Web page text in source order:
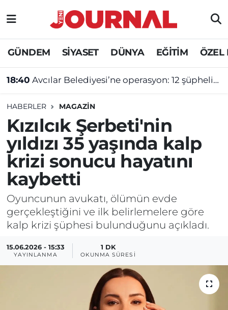
GÜNDEM SİYASET DÜNYA EĞİTİM ÖZEL
18:40 Avcılar Belediyesi’ne operasyon: 12 şüpheliye tutuklama talebi
HABERLER MAGAZİN
Kızılcık Şerbeti'nin
yıldızı 35 yaşında kalp
krizi sonucu hayatını
kaybetti
Oyuncunun avukatı, ölümün evde
gerçekleştiğini ve ilk belirlemelere göre
kalp krizi şüphesi bulunduğunu açıkladı.
15.06.2026 - 15:33
YAYINLANMA
1 DK
OKUNMA SÜRESI
GÜNDEM
SİYASET
DÜNYA
EĞİTİM
ÖZEL HABER
Nöbetçi Eczaneler
Hava Durumu
Süper Lig Puan Durumu ve Fikstür
Tüm Manşetler
Son Dakika Haberleri
Haber Arşivi